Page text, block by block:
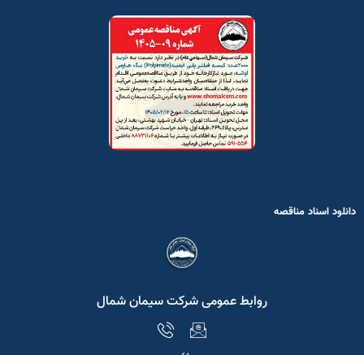
دانلود اسناد مناقصه
روابط عمومی شرکت سیمان شمال